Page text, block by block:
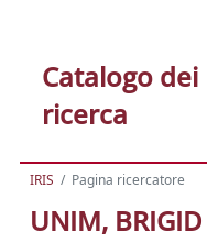
Catalogo
ricerca
IRIS Pagina ricercatore
UNIM,